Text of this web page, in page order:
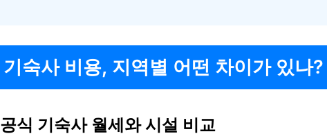
기숙사 비용, 지역별 어떤 차이가 있나?
공식 기숙사 월세와 시설 비교